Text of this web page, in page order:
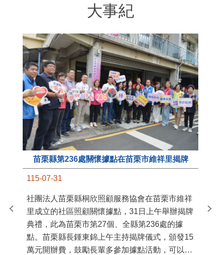
大事紀
苗栗縣第236處關懷據點在苗栗市維祥里揭牌
115-07-31
社團法人苗栗縣桐欣照顧服務協會在苗栗市維祥
里成立的社區照顧關懷據點，31日上午舉辦揭牌
典禮，此為苗栗市第27個、全縣第236處的據
點。苗栗縣長鍾東錦上午主持揭牌儀式，頒發15
萬元開辦費，鼓勵長輩多參加據點活動，可以更
苗